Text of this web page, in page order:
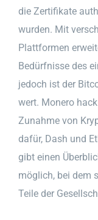
die Zertifikate
wurden. Mit
Plattformen
Bedürfnisse des
jedoch ist der
wert. Monero
Zunahme von
dafür, Dash und
gibt einen
möglich, bei dem
Teile der